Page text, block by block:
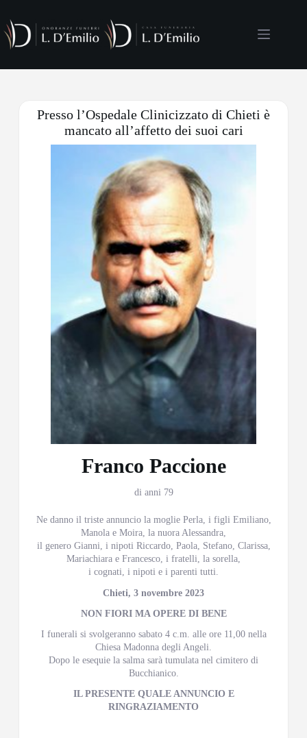
Presso l’Ospedale Clinicizzato di Chieti è
mancato all’affetto dei suoi cari
Franco Paccione
di anni 79
Ne danno il triste annuncio la moglie Perla, i figli Emiliano,
Manola e Moira, la nuora Alessandra,
il genero Gianni, i nipoti Riccardo, Paola, Stefano, Clarissa,
Mariachiara e Francesco, i fratelli, la sorella,
i cognati, i nipoti e i parenti tutti.
Chieti, 3 novembre 2023
NON FIORI MA OPERE DI BENE
I funerali si svolgeranno sabato 4 c.m. alle ore 11,00 nella
Chiesa Madonna degli Angeli.
Dopo le esequie la salma sarà tumulata nel cimitero di
Bucchianico.
IL PRESENTE QUALE ANNUNCIO E
RINGRAZIAMENTO